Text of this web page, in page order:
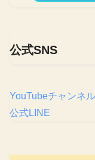
公式SNS
YouTubeチャンネル
公式LINE